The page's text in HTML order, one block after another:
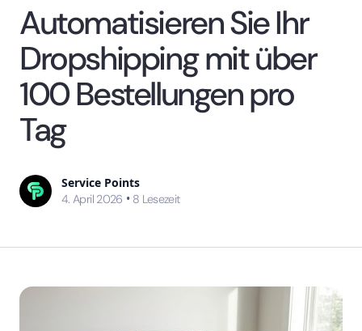
Automatisieren Sie Ihr
Dropshipping mit über
100 Bestellungen pro
Tag
Service Points
4. April 2026 • 8 Lesezeit